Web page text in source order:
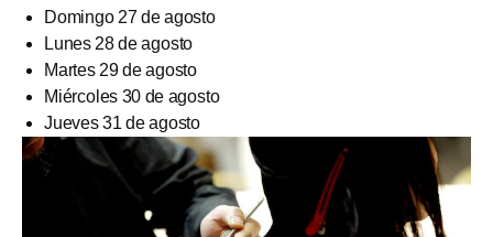
Domingo 27 de agosto
Lunes 28 de agosto
Martes 29 de agosto
Miércoles 30 de agosto
Jueves 31 de agosto